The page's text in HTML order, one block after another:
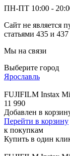
ПН-ПТ 10:00 -
Сайт не является
статьями 435 и
Мы на связи
Выберите город
Ярославль
FUJIFILM Instax
11 990
Добавлен в
Перейти в корзину
к покупкам
Купить в один